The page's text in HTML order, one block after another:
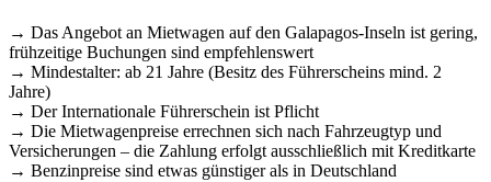
→ Das Angebot an Mietwagen auf den Galapagos-Inseln ist gering,
frühzeitige Buchungen sind empfehlenswert
→ Mindestalter: ab 21 Jahre (Besitz des Führerscheins mind. 2
Jahre)
→ Der Internationale Führerschein ist Pflicht
→ Die Mietwagenpreise errechnen sich nach Fahrzeugtyp und
Versicherungen – die Zahlung erfolgt ausschließlich mit Kreditkarte
→ Benzinpreise sind etwas günstiger als in Deutschland